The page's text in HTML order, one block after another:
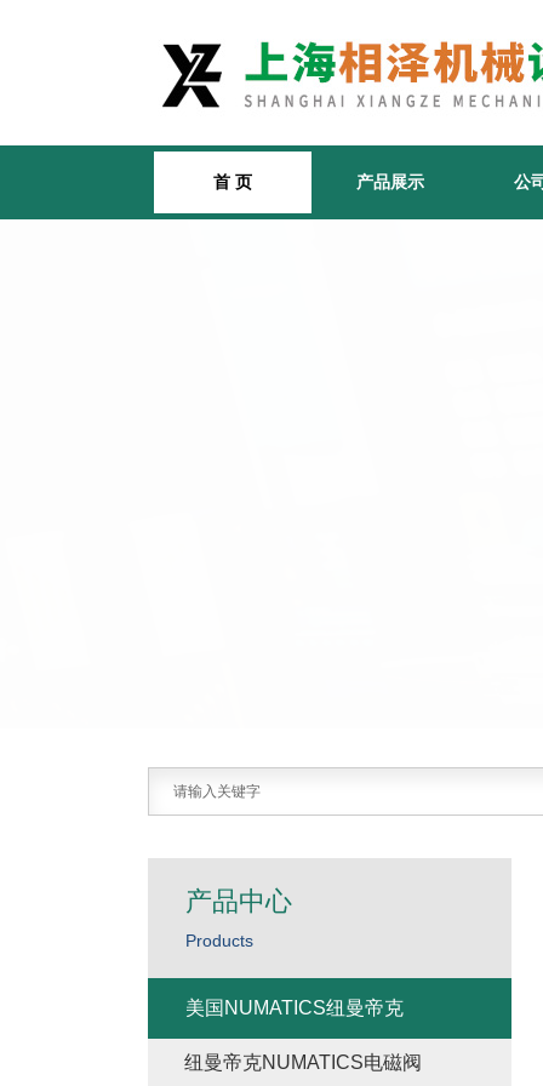
首 页 产品展示 公
产品中心
Products
美国NUMATICS纽曼帝克
纽曼帝克NUMATICS电磁阀